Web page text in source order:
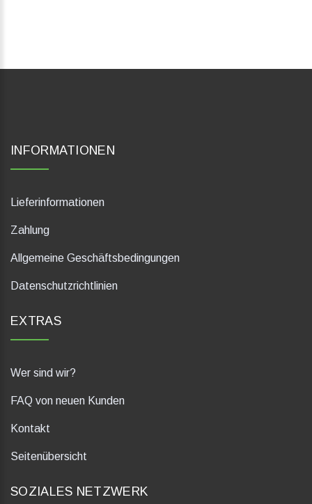
INFORMATIONEN
Lieferinformationen
Zahlung
Allgemeine Geschäftsbedingungen
Datenschutzrichtlinien
EXTRAS
Wer sind wir?
FAQ von neuen Kunden
Kontakt
Seitenübersicht
SOZIALES NETZWERK